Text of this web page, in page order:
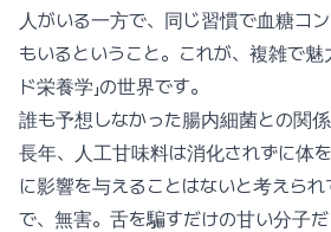
人がいる一方で、同じ習慣で血糖コ
もいるということ。これが、複雑で魅
ド栄養学」の世界です。
誰も予想しなかった腸内細菌との関係
長年、人工甘味料は消化されずに体
に影響を与えることはないと考えら
で、無害。舌を騙すだけの甘い分子だ